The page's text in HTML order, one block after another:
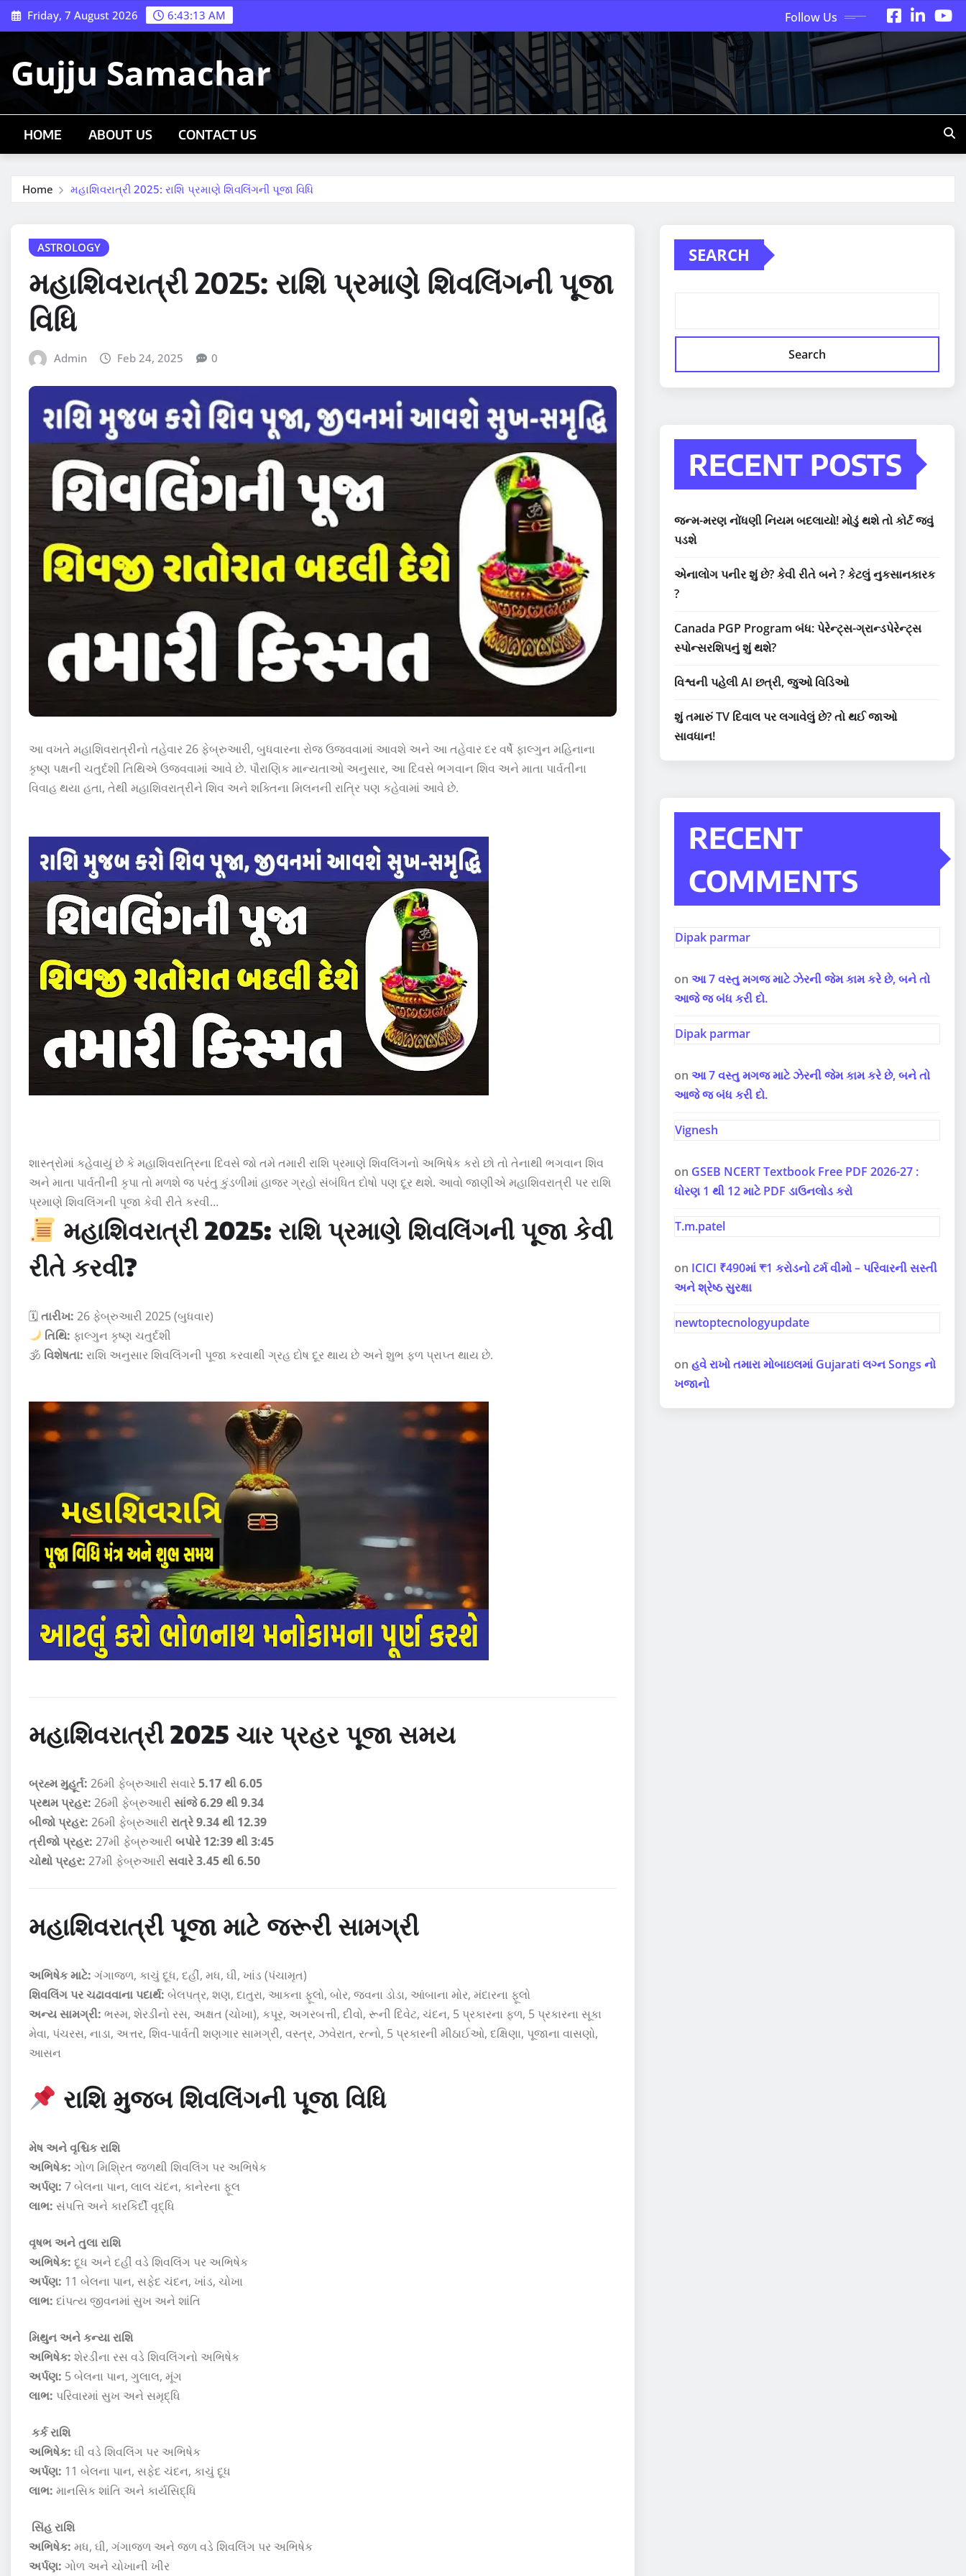
Skip
to
Friday, 7 August 2026 6:43:14 AM Follow Us
Gujju Samachar
HOME ABOUT US CONTACT US
Home મહાશિવરાત્રી 2025: રાશિ પ્રમાણે શિવલિંગની પૂજા વિધિ
ASTROLOGY
મહાશિવરાત્રી 2025: રાશિ પ્રમાણે શિવલિંગની પૂજા
વિધિ
Admin Feb 24, 2025 0
આ વખતે મહાશિવરાત્રીનો તહેવાર 26 ફેબ્રુઆરી, બુધવારના રોજ ઉજવવામાં આવશે અને આ તહેવાર દર વર્ષે ફાલ્ગુન મહિનાના
કૃષ્ણ પક્ષની ચતુર્દશી તિથિએ ઉજવવામાં આવે છે. પૌરાણિક માન્યતાઓ અનુસાર, આ દિવસે ભગવાન શિવ અને માતા પાર્વતીના
વિવાહ થયા હતા, તેથી મહાશિવરાત્રીને શિવ અને શક્તિના મિલનની રાત્રિ પણ કહેવામાં આવે છે.
શાસ્ત્રોમાં કહેવાયું છે કે મહાશિવરાત્રિના દિવસે જો તમે તમારી રાશિ પ્રમાણે શિવલિંગનો અભિષેક કરો છો તો તેનાથી ભગવાન શિવ
અને માતા પાર્વતીની કૃપા તો મળશે જ પરંતુ કુંડળીમાં હાજર ગ્રહો સંબંધિત દોષો પણ દૂર થશે. આવો જાણીએ મહાશિવરાત્રી પર રાશિ
પ્રમાણે શિવલિંગની પૂજા કેવી રીતે કરવી…
મહાશિવરાત્રી 2025: રાશિ પ્રમાણે શિવલિંગની પૂજા કેવી
રીતે કરવી?
🗓તારીખ: 26 ફેબ્રુઆરી 2025 (બુધવાર)
તિથિ: ફાલ્ગુન કૃષ્ણ ચતુર્દશી
🕉 વિશેષતા: રાશિ અનુસાર શિવલિંગની પૂજા કરવાથી ગ્રહ દોષ દૂર થાય છે અને શુભ ફળ પ્રાપ્ત થાય છે.
મહાશિવરાત્રી 2025 ચાર પ્રહર પૂજા સમય
બ્રહ્મ મુહૂર્ત: 26મી ફેબ્રુઆરી સવારે5.17 થી 6.05
પ્રથમ પ્રહર: 26મી ફેબ્રુઆરી સાંજે 6.29 થી 9.34
બીજો પ્રહર: 26મી ફેબ્રુઆરી રાત્રે 9.34 થી 12.39
ત્રીજો પ્રહર: 27મી ફેબ્રુઆરી બપોરે 12:39 થી 3:45
ચોથો પ્રહર: 27મી ફેબ્રુઆરી સવારે 3.45 થી 6.50
મહાશિવરાત્રી પૂજા માટે જરૂરી સામગ્રી
અભિષેક માટે: ગંગાજળ, કાચું દૂધ, દહીં, મધ, ઘી, ખાંડ (પંચામૃત)
શિવલિંગ પર ચઢાવવાના પદાર્થ: બેલપત્ર, શણ, દાતુરા, આકના ફૂલો, બોર, જવના ડોડા, આંબાના મોર, મંદારના ફૂલો
અન્ય સામગ્રી: ભસ્મ, શેરડીનો રસ, અક્ષત (ચોખા), કપૂર, અગરબત્તી, દીવો, રૂની દિવેટ, ચંદન, 5 પ્રકારના ફળ, 5 પ્રકારના સૂકા
મેવા, પંચરસ, નાડા, અત્તર, શિવ-પાર્વતી શણગાર સામગ્રી, વસ્ત્ર, ઝવેરાત, રત્નો, 5 પ્રકારની મીઠાઈઓ, દક્ષિણા, પૂજાના વાસણો,
આસન
રાશિ મુજબ શિવલિંગની પૂજા વિધિ
મેષ અને વૃશ્ચિક રાશિ
અભિષેક: ગોળ મિશ્રિત જળથી શિવલિંગ પર અભિષેક
અર્પણ: 7 બેલના પાન, લાલ ચંદન, કાનેરના ફૂલ
લાભ: સંપત્તિ અને કારકિર્દી વૃદ્ધિ
વૃષભ અને તુલા રાશિ
અભિષેક: દૂધ અને દહીં વડે શિવલિંગ પર અભિષેક
અર્પણ: 11 બેલના પાન, સફેદ ચંદન, ખાંડ, ચોખા
લાભ: દાંપત્ય જીવનમાં સુખ અને શાંતિ
મિથુન અને કન્યા રાશિ
અભિષેક: શેરડીના રસ વડે શિવલિંગનો અભિષેક
અર્પણ: 5 બેલના પાન, ગુલાલ, મૂંગ
લાભ: પરિવારમાં સુખ અને સમૃદ્ધિ
કર્ક રાશિ
અભિષેક: ઘી વડે શિવલિંગ પર અભિષેક
અર્પણ: 11 બેલના પાન, સફેદ ચંદન, કાચું દૂધ
લાભ: માનસિક શાંતિ અને કાર્યસિદ્ધિ
સિંહ રાશિ
અભિષેક: મધ, ઘી, ગંગાજળ અને જળ વડે શિવલિંગ પર અભિષેક
અર્પણ: ગોળ અને ચોખાની ખીર
SEARCH
Search
RECENT POSTS
જન્મ-મરણ નોંધણી નિયમ બદલાયો! મોડું થશે તો કોર્ટ જવું
પડશે
એનાલોગ પનીર શું છે? કેવી રીતે બને ? કેટલું નુકસાનકારક
?
Canada PGP Program બંધ: પેરેન્ટ્સ-ગ્રાન્ડપેરેન્ટ્સ
સ્પોન્સરશિપનું શું થશે?
વિશ્વની પહેલી AI છત્રી, જુઓ વિડિઓ
શું તમારું TV દિવાલ પર લગાવેલું છે? તો થઈ જાઓ
સાવધાન!
RECENT
COMMENTS
Dipak parmar
on આ 7 વસ્તુ મગજ માટે ઝેરની જેમ કામ કરે છે, બને તો
આજે જ બંધ કરી દો.
Dipak parmar
on આ 7 વસ્તુ મગજ માટે ઝેરની જેમ કામ કરે છે, બને તો
આજે જ બંધ કરી દો.
Vignesh
on GSEB NCERT Textbook Free PDF 2026-27 :
ધોરણ 1 થી 12 માટે PDF ડાઉનલોડ કરો
T.m.patel
on ICICI ₹490માં ₹1 કરોડનો ટર્મ વીમો – પરિવારની સસ્તી
અને શ્રેષ્ઠ સુરક્ષા
newtoptecnologyupdate
on હવે રાખો તમારા મોબાઇલમાં Gujarati લગ્ન Songs નો
ખજાનો